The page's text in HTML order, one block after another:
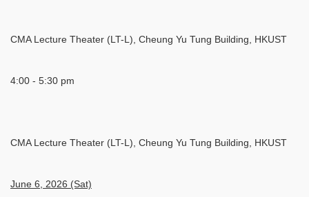
CMA Lecture Theater (LT-L), Cheung Yu Tung Building, HKUST
4:00 - 5:30 pm
CMA Lecture Theater (LT-L), Cheung Yu Tung Building, HKUST
June 6, 2026 (Sat)